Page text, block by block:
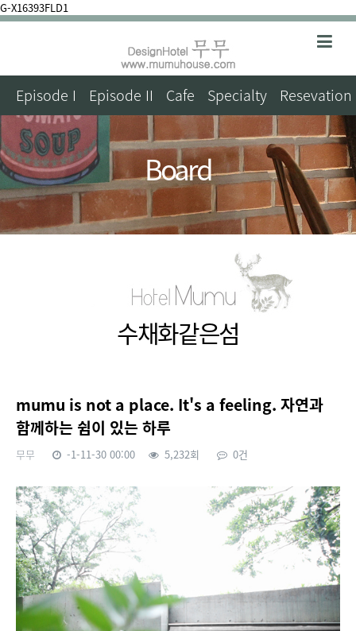
G-X16393FLD1
Episode I Episode II Cafe Specialty Resevation
Board
수채화같은섬
mumu is not a place. It's a feeling. 자연과
함께하는 쉼이 있는 하루
무무 -1-11-30 00:00 5,232회 0건
본문